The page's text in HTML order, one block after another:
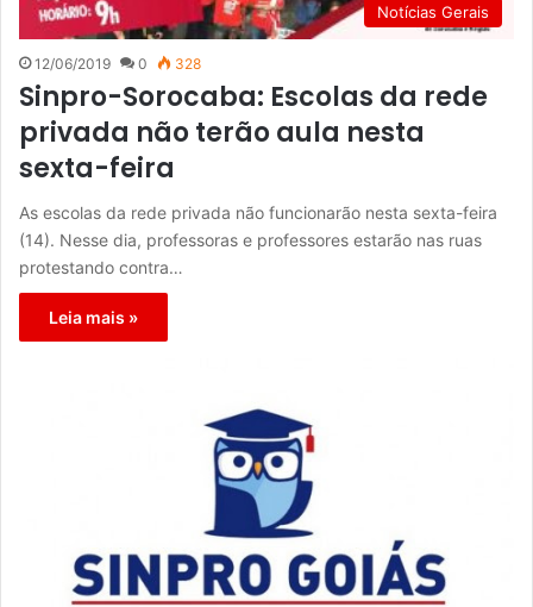
Notícias Gerais
12/06/2019 0 328
Sinpro-Sorocaba: Escolas da rede
privada não terão aula nesta
sexta-feira
As escolas da rede privada não funcionarão nesta sexta-feira
(14). Nesse dia, professoras e professores estarão nas ruas
protestando contra…
Leia mais »